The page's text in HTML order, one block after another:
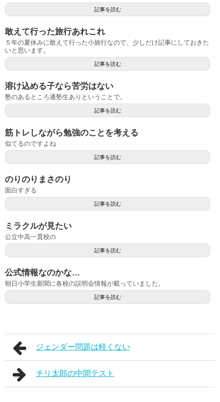
記事を読む
敢えて行った旅行あれこれ
５年の夏休みに敢えて行った小旅行なので、少しだけ記事にしておきた
いと思います。
記事を読む
溶け込める子なら苦労はない
塾のあるところ通塾生ありということで。
記事を読む
筋トレしながら勉強のことを考える
似てるのですよね
記事を読む
のりのりまさのり
面白すぎる
記事を読む
ミラクルが見たい
公立中高一貫校の
記事を読む
公式情報なのかな…
朝日小学生新聞に各校の説明会情報が載っていました。
記事を読む
ジェンダー問題は軽くない
チリ太郎の中間テスト